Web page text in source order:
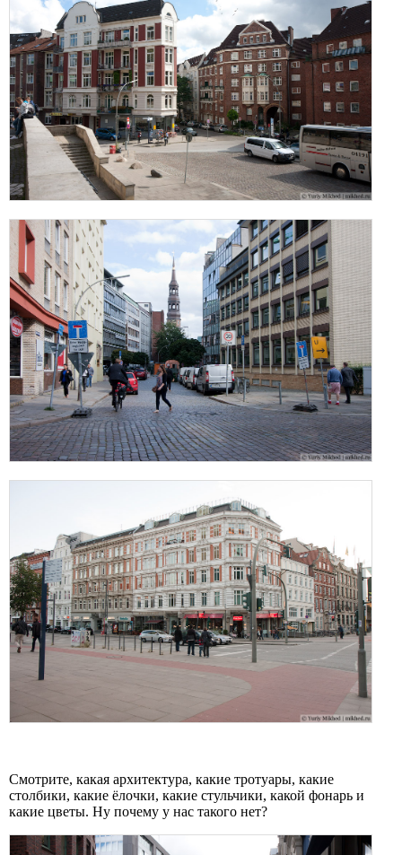
Смотрите, какая архитектура, какие тротуары, какие
столбики, какие ёлочки, какие стульчики, какой фонарь и
какие цветы. Ну почему у нас такого нет?